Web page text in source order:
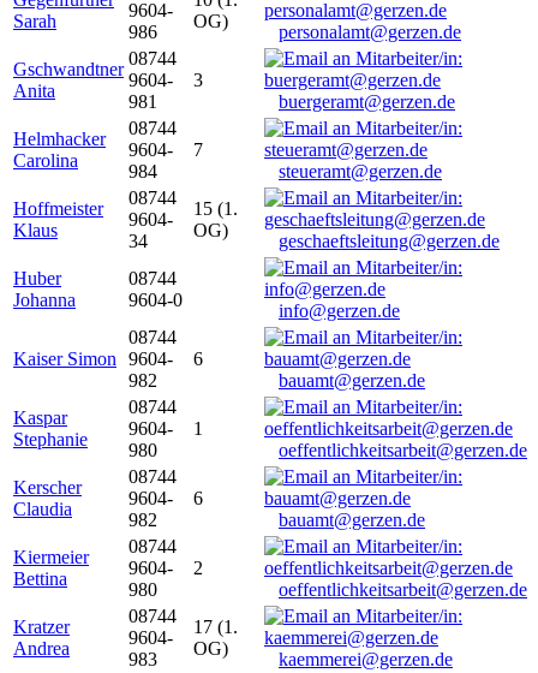
Sarah
9604-
986
OG)
personalamt@gerzen.de
Gschwandtner
Anita
08744
9604-
981
3
buergeramt@gerzen.de
Helmhacker
Carolina
08744
9604-
984
7
steueramt@gerzen.de
Hoffmeister
Klaus
08744
9604-
34
15 (1.
OG)
geschaeftsleitung@gerzen.de
Huber
Johanna
08744
9604-0
info@gerzen.de
Kaiser Simon
08744
9604-
982
6
bauamt@gerzen.de
Kaspar
Stephanie
08744
9604-
980
1
oeffentlichkeitsarbeit@gerzen.de
Kerscher
Claudia
08744
9604-
982
6
bauamt@gerzen.de
Kiermeier
Bettina
08744
9604-
980
2
oeffentlichkeitsarbeit@gerzen.de
Kratzer
Andrea
08744
9604-
983
17 (1.
OG)
kaemmerei@gerzen.de